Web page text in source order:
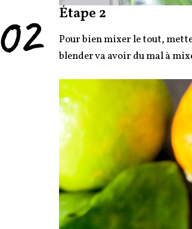
02 Étape 2
Pour bien mixer le tout,
blender va avoir du mal à